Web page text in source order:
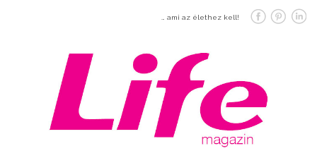
… ami az élethez kell!